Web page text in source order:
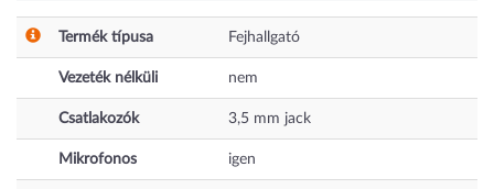
Termék típusa Fejhallgató
Vezeték nélküli nem
Csatlakozók 3,5 mm jack
Mikrofonos igen